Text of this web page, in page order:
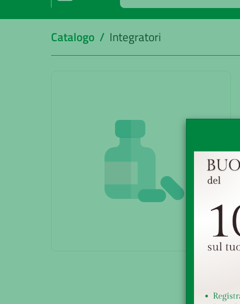
Catalogo / Integratori